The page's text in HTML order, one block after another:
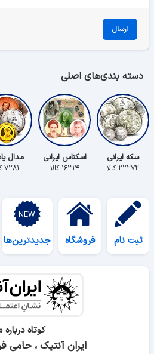
ارسال
دسته بندی‌های اصلی
سکه ایرانی
۲۲۲۷۲ کالا
اسکناس ایرانی
۱۶۳۱۴ کالا
مدال
۷۲۸۱ کالا
ثبت نام فروشگاه جدیدترین‌ها
کوتاه درباره
ایران آنتیک ، حامی